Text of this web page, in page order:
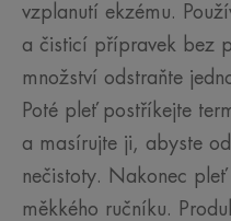
vzplanutí ekzému.
a čisticí přípravek bez
množství odstraňte
Poté pleť postříkejte
a masírujte ji, abyste
nečistoty. Nakonec
měkkého ručníku.